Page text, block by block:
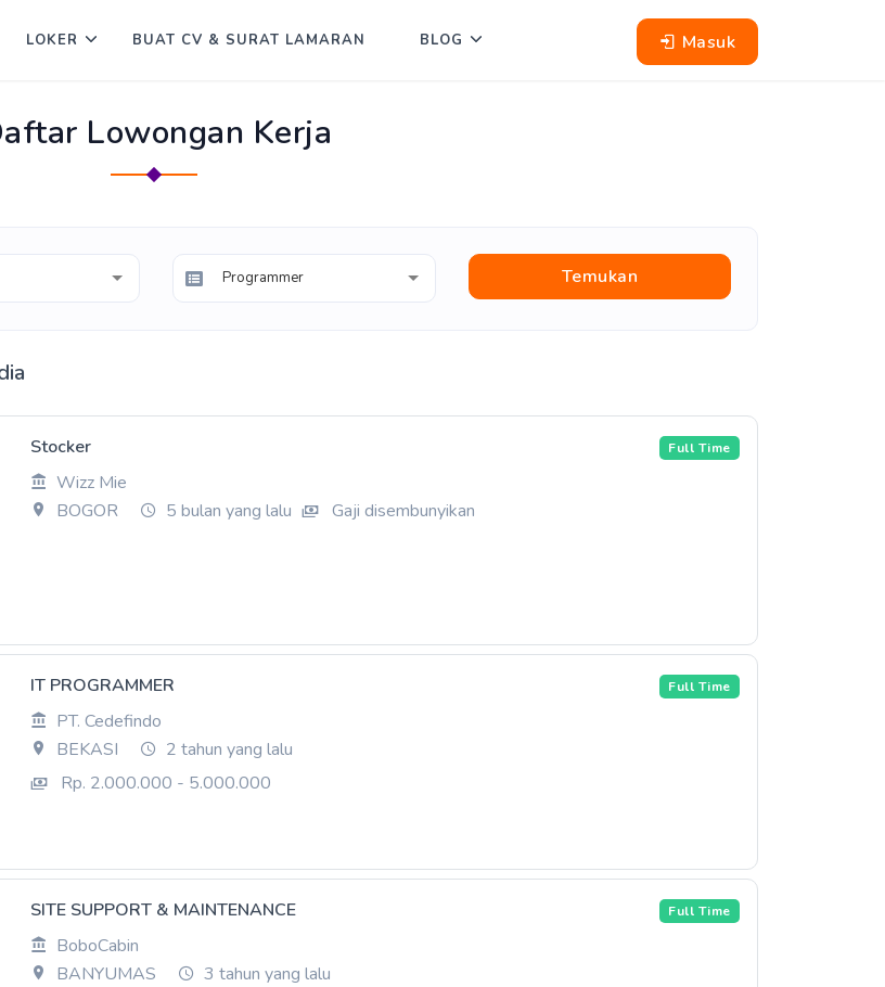
Masuk
LOKER BUAT CV & SURAT LAMARAN BLOG
Lowongan Kerja
Programmer Temukan
Stocker
Wizz Mie
BOGOR
5 bulan yang lalu Gaji disembunyikan
Full Time
IT PROGRAMMER
PT. Cedefindo
BEKASI
2 tahun yang lalu
Rp. 2.000.000 - 5.000.000
Full Time
SITE SUPPORT & MAINTENANCE
BoboCabin
BANYUMAS
3 tahun yang lalu
Full Time